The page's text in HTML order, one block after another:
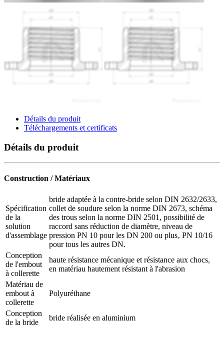
Détails du produit
Téléchargements et certificats
Détails du produit
Construction / Matériaux
Spécification
de la
solution
d'assemblage
bride adaptée à la contre-bride selon DIN 2632/2633,
collet de soudure selon la norme DIN 2673, schéma
des trous selon la norme DIN 2501, possibilité de
raccord sans réduction de diamètre, niveau de
pression PN 10 pour les DN 200 ou plus‚ PN 10/16
pour tous les autres DN.
Conception
de l'embout
à collerette
haute résistance mécanique et résistance aux chocs,
en matériau hautement résistant à l'abrasion
Matériau de
embout à
collerette
Polyuréthane
Conception
de la bride
bride réalisée en aluminium